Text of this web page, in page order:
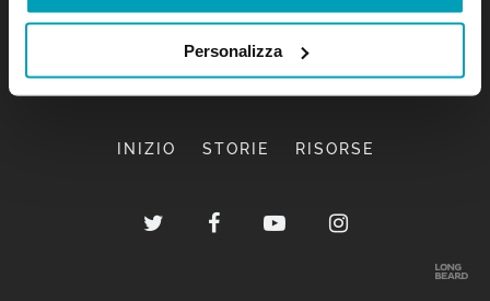
Personalizza
INIZIO STORIE RISORSE